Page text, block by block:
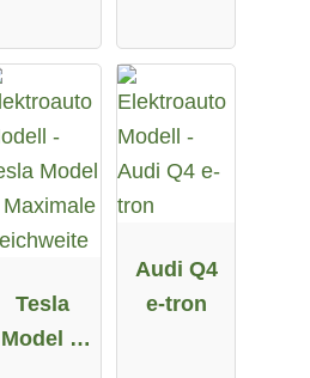
Tesla
Model X
Audi Q4
e-tron